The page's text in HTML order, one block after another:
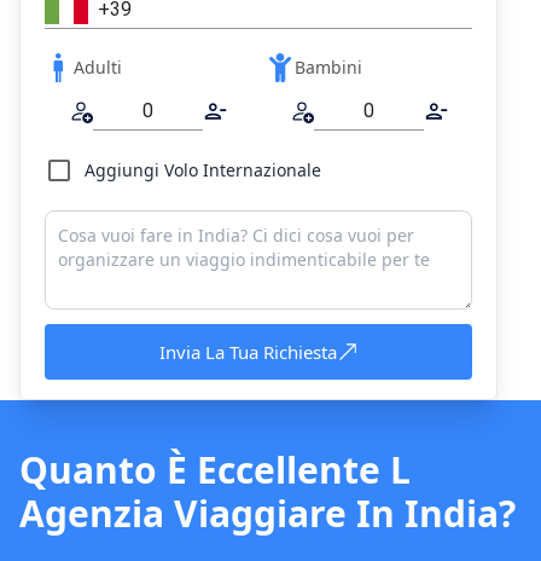
Adulti Bambini
Aggiungi Volo Internazionale
Invia La Tua Richiesta
Quanto È Eccellente L
Agenzia Viaggiare In India?